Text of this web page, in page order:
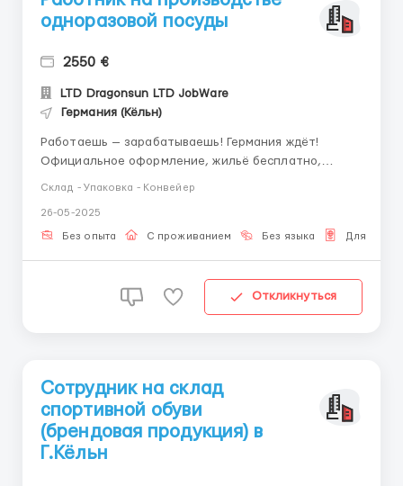
одноразовой посуды
2550 €
LTD Dragonsun LTD JobWare
Германия (Кёльн)
Работаешь — зарабатываешь! Германия ждёт!
Официальное оформление, жильё бесплатно,
Сафронов Александр WhatsApp: +380 96 140 8788
Обязанности: ...
Склад - Упаковка - Конвейер
26-05-2025
Без опыта С проживанием Без языка Для
Откликнуться
Сотрудник на склад
спортивной обуви
(брендовая продукция) в
Г.Кёльн